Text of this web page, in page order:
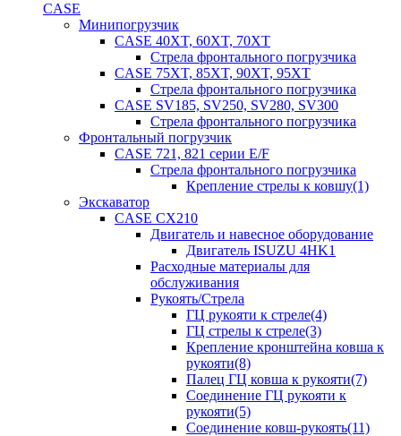
CASE
Минипогрузчик
CASE 40XT, 60XT, 70XT
Стрела фронтального погрузчика
CASE 75XT, 85XT, 90XT, 95XT
Стрела фронтального погрузчика
CASE SV185, SV250, SV280, SV300
Стрела фронтального погрузчика
Фронтальный погрузчик
CASE 721, 821 серии E/F
Стрела фронтального погрузчика
Крепление стрелы к ковшу(1)
Экскаватор
CASE CX210
Двигатель и навесное оборудование
Двигатель ISUZU 4HK1
Расходные материалы для
обслуживания
Рукоять/Стрела
ГЦ рукояти к стреле(4)
ГЦ стрелы к стреле(3)
Крепление кронштейна ковша к
рукояти(8)
Палец ГЦ ковша к рукояти(7)
Соединение ГЦ рукояти к
рукояти(5)
Соединение ковш-рукоять(11)